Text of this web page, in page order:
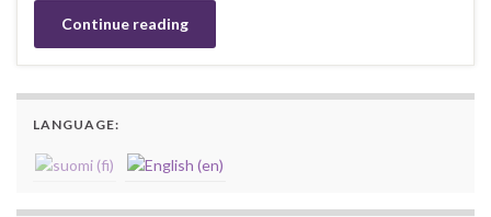
Continue reading
LANGUAGE: